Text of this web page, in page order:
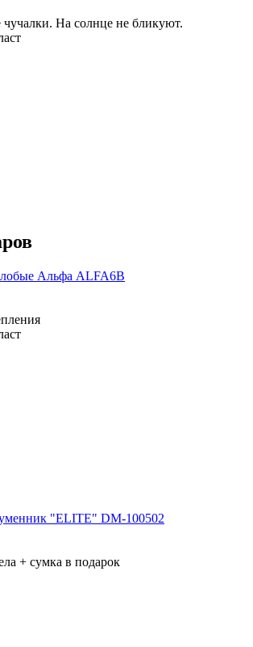
На солнце не бликуют.
Альфа ALFA6B
"ELITE" DM-100502
+ сумка в подарок